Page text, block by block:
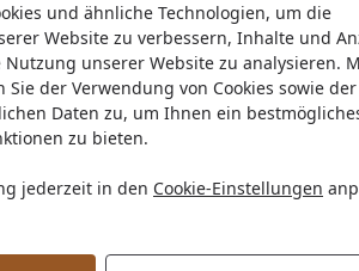
und ähnliche Technologien, um die
Website zu verbessern, Inhalte und
unserer Website zu analysieren.
der Verwendung von Cookies sowie der
Daten zu, um Ihnen ein
zu bieten.
jederzeit in den Cookie-Einstellungen
Energiespar-Sauna Saunaofen